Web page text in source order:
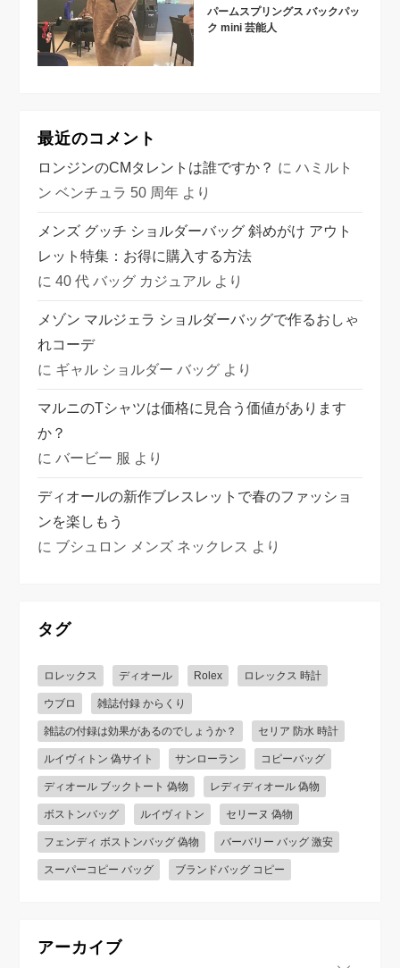
パームスプリングス バックパッ
ク mini 芸能人
最近のコメント
ロンジンのCMタレントは誰ですか？ にハミルト
ン ベンチュラ 50 周年 より
メンズ グッチ ショルダーバッグ 斜めがけ アウト
レット特集：お得に購入する方法
に40 代 バッグ カジュアル より
メゾン マルジェラ ショルダーバッグで作るおしゃ
れコーデ
に ギャル ショルダー バッグ より
マルニのTシャツは価格に見合う価値があります
か？
にバービー 服 より
ディオールの新作ブレスレットで春のファッショ
ンを楽しもう
に ブシュロン メンズ ネックレス より
タグ
ロレックス ディオール Rolex ロレックス 時計
ウブロ 雑誌付録 からくり
雑誌の付録は効果があるのでしょうか？ セリア 防水 時計
ルイヴィトン 偽サイト サンローラン コピーバッグ
ディオール ブックトート 偽物 レディディオール 偽物
ボストンバッグ ルイヴィトン セリーヌ 偽物
フェンディ ボストンバッグ 偽物 バーバリー バッグ 激安
スーパーコピー バッグ ブランドバッグ コピー
アーカイブ